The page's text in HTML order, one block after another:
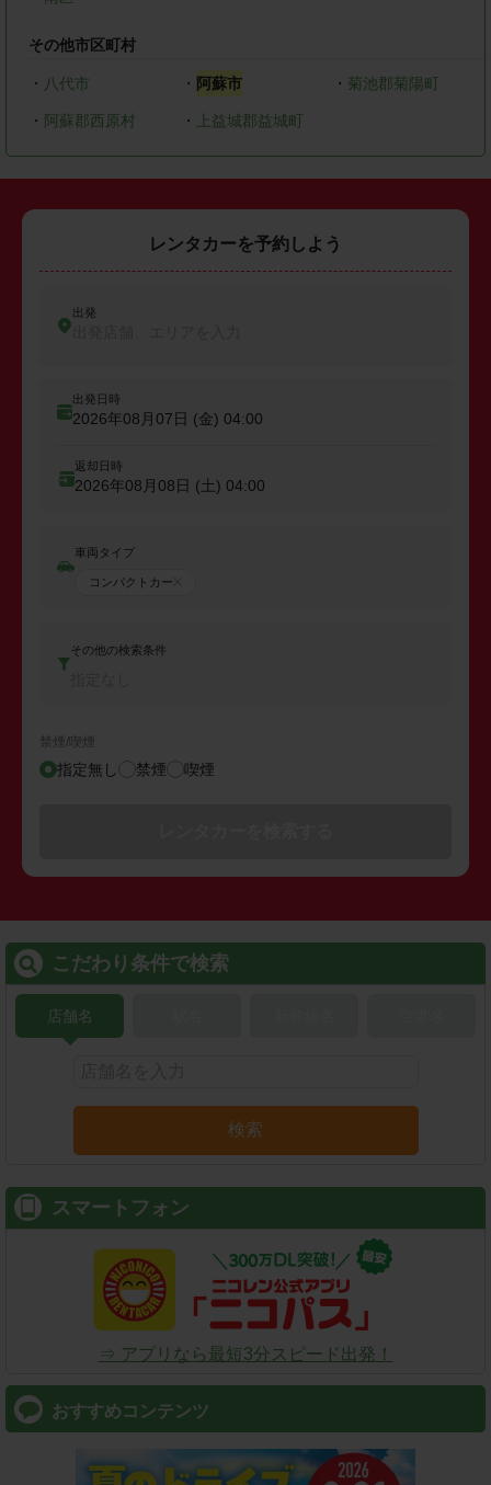
その他市区町村
・ 八代市 ・ 阿蘇市 ・ 菊池郡菊陽町
・ 阿蘇郡西原村 ・ 上益城郡益城町
レンタカーを予約しよう
出発
出発日時
2026年08月07日 (金) 04:00
返却日時
2026年08月08日 (土) 04:00
車両タイプ
コンパクトカー
その他の検索条件
禁煙/喫煙
指定無し 禁煙 喫煙
こだわり条件で検索
店舗名
検索
スマートフォン
⇒ アプリなら最短3分スピード出発！
おすすめコンテンツ